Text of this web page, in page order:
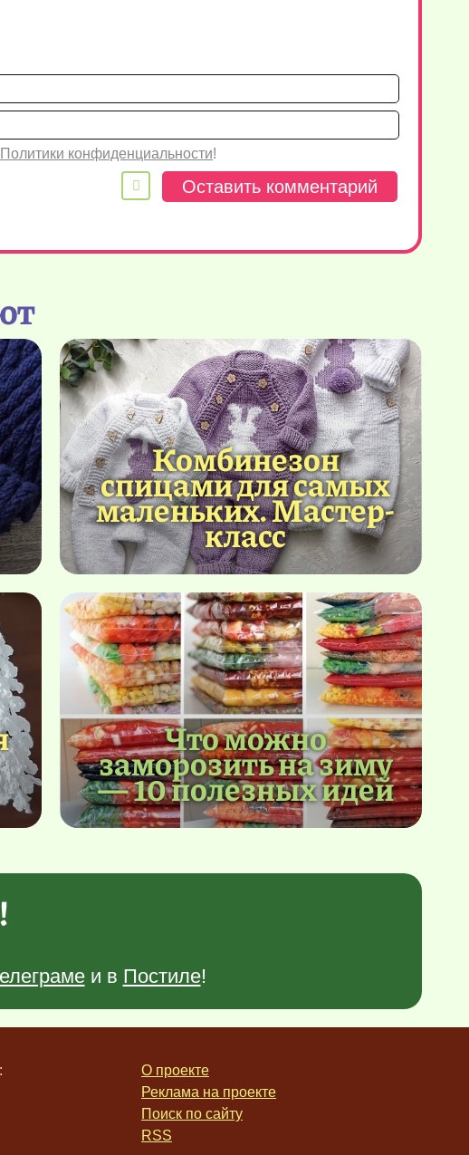
Имя*
Email
Политики конфиденциальности!
Комбинезон
спицами для самых
маленьких. Мастер-
класс
Что можно
заморозить на зиму
— 10 полезных идей
и в Постиле!
О проекте
Реклама на проекте
Поиск по сайту
RSS